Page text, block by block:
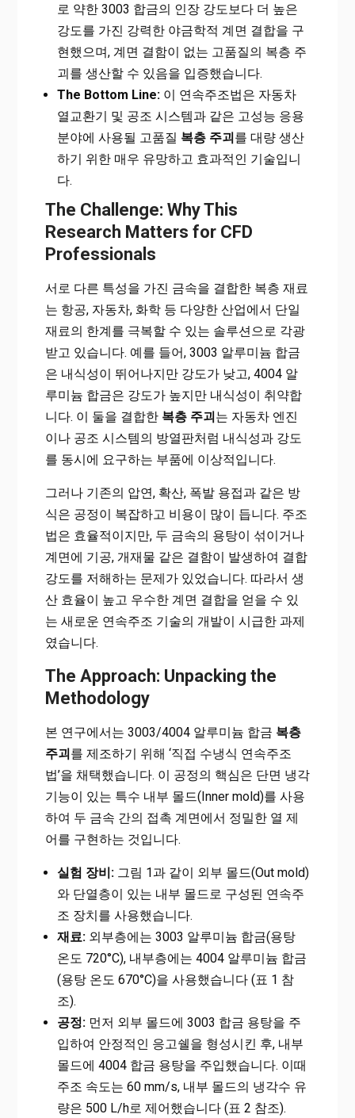
로 약한 3003 합금의 인장 강도보다 더 높은
강도를 가진 강력한 야금학적 계면 결합을 구
현했으며, 계면 결함이 없는 고품질의 복층 주
괴를 생산할 수 있음을 입증했습니다.
The Bottom Line:이 연속주조법은 자동차
열교환기 및 공조 시스템과 같은 고성능 응용
분야에 사용될 고품질 복층 주괴를 대량 생산
하기 위한 매우 유망하고 효과적인 기술입니
다.
The Challenge: Why This
Research Matters for CFD
Professionals
서로 다른 특성을 가진 금속을 결합한 복층 재료
는 항공, 자동차, 화학 등 다양한 산업에서 단일
재료의 한계를 극복할 수 있는 솔루션으로 각광
받고 있습니다. 예를 들어, 3003 알루미늄 합금
은 내식성이 뛰어나지만 강도가 낮고, 4004 알
루미늄 합금은 강도가 높지만 내식성이 취약합
니다. 이 둘을 결합한 복층 주괴는 자동차 엔진
이나 공조 시스템의 방열판처럼 내식성과 강도
를 동시에 요구하는 부품에 이상적입니다.
그러나 기존의 압연, 확산, 폭발 용접과 같은 방
식은 공정이 복잡하고 비용이 많이 듭니다. 주조
법은 효율적이지만, 두 금속의 용탕이 섞이거나
계면에 기공, 개재물 같은 결함이 발생하여 결합
강도를 저해하는 문제가 있었습니다. 따라서 생
산 효율이 높고 우수한 계면 결합을 얻을 수 있
는 새로운 연속주조 기술의 개발이 시급한 과제
였습니다.
The Approach: Unpacking the
Methodology
본 연구에서는 3003/4004 알루미늄 합금 복층
주괴를 제조하기 위해 ‘직접 수냉식 연속주조
법’을 채택했습니다. 이 공정의 핵심은 단면 냉각
기능이 있는 특수 내부 몰드(Inner mold)를 사용
하여 두 금속 간의 접촉 계면에서 정밀한 열 제
어를 구현하는 것입니다.
실험 장비:그림 1과 같이 외부 몰드(Out mold)
와 단열층이 있는 내부 몰드로 구성된 연속주
조 장치를 사용했습니다.
재료:외부층에는 3003 알루미늄 합금(용탕
온도 720°C), 내부층에는 4004 알루미늄 합금
(용탕 온도 670°C)을 사용했습니다 (표 1 참
조).
공정:먼저 외부 몰드에 3003 합금 용탕을 주
입하여 안정적인 응고쉘을 형성시킨 후, 내부
몰드에 4004 합금 용탕을 주입했습니다. 이때
주조 속도는 60 mm/s, 내부 몰드의 냉각수 유
량은 500 L/h로 제어했습니다 (표 2 참조).